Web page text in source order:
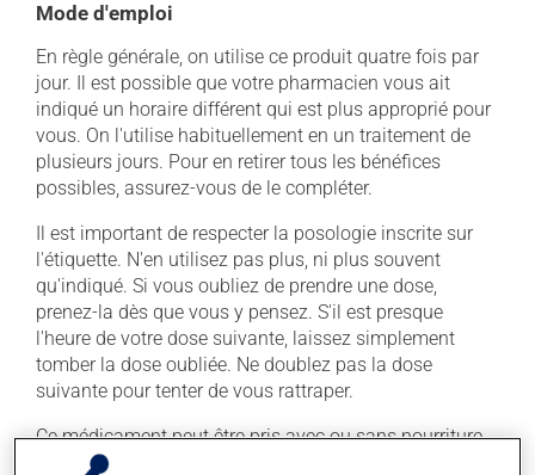
Mode d'emploi
En règle générale, on utilise ce produit quatre fois par
jour. Il est possible que votre pharmacien vous ait
indiqué un horaire différent qui est plus approprié pour
vous. On l'utilise habituellement en un traitement de
plusieurs jours. Pour en retirer tous les bénéfices
possibles, assurez-vous de le compléter.
Il est important de respecter la posologie inscrite sur
l'étiquette. N'en utilisez pas plus, ni plus souvent
qu'indiqué. Si vous oubliez de prendre une dose,
prenez-la dès que vous y pensez. S'il est presque
l'heure de votre dose suivante, laissez simplement
tomber la dose oubliée. Ne doublez pas la dose
suivante pour tenter de vous rattraper.
Ce médicament peut être pris avec ou sans nourriture.
Si toutefois il vous causait des problèmes d'estomac